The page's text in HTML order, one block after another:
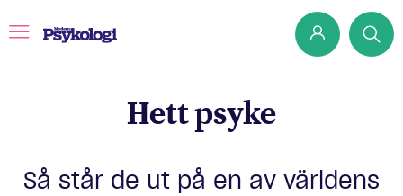
Det har jag lärt mig
Hett psyke
Så står de ut på en av världens